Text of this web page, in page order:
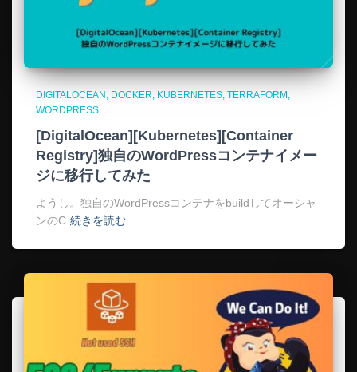
DIGITALOCEAN DOCKER KUBERNETES TERRAFORM
WORDPRESS
[DigitalOcean][Kubernetes][Container
Registry]独自のWordPressコンテナイメー
ジに移行してみた
ようし。独自のWordPressコンテナをbuildしてオーシャ
ンのC 続きを読む